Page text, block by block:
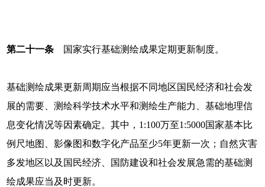
第二十一条 国家实行基础测绘成果定期更新制度。
基础测绘成果更新周期应当根据不同地区国民经济和社会发
展的需要、测绘科学技术水平和测绘生产能力、基础地理信
息变化情况等因素确定。其中，1:100万至1:5000国家基本比
例尺地图、影像图和数字化产品至少5年更新一次；自然灾害
多发地区以及国民经济、国防建设和社会发展急需的基础测
绘成果应当及时更新。